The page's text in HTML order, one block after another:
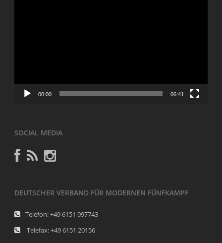
00:00 06:41
SOCIAL MEDIA
DEUTSCHER VERBAND FÜR MODERNEN FÜNFKAMPF
Telefon: +49 6151 997743
Telefax: +49 6151 20156